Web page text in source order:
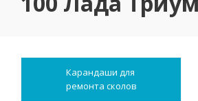
Карандаши для
ремонта сколов